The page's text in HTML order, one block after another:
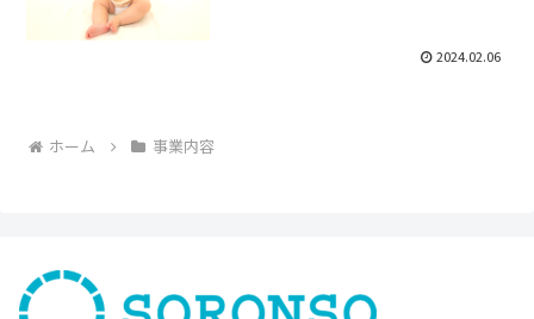
2024.02.06
ホーム 事業内容